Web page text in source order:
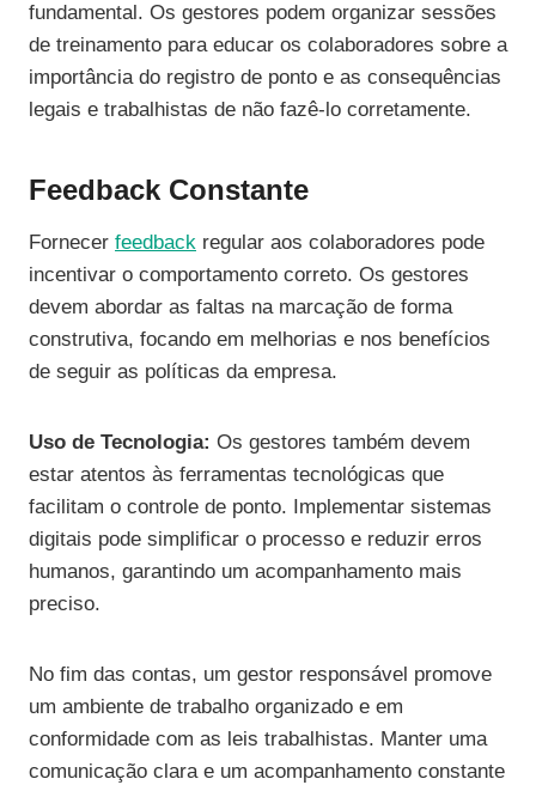
fundamental. Os gestores podem organizar sessões
de treinamento para educar os colaboradores sobre a
importância do registro de ponto e as consequências
legais e trabalhistas de não fazê-lo corretamente.
Feedback Constante
Fornecer feedback regular aos colaboradores pode
incentivar o comportamento correto. Os gestores
devem abordar as faltas na marcação de forma
construtiva, focando em melhorias e nos benefícios
de seguir as políticas da empresa.
Uso de Tecnologia: Os gestores também devem
estar atentos às ferramentas tecnológicas que
facilitam o controle de ponto. Implementar sistemas
digitais pode simplificar o processo e reduzir erros
humanos, garantindo um acompanhamento mais
preciso.
No fim das contas, um gestor responsável promove
um ambiente de trabalho organizado e em
conformidade com as leis trabalhistas. Manter uma
comunicação clara e um acompanhamento constante